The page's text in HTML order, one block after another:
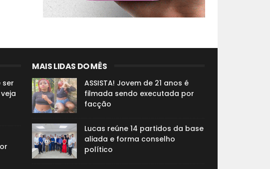
ser
MAIS LIDAS DO MÊS
ASSISTA! Jovem de 21 anos é
filmada sendo executada por
facção
Lucas reúne 14 partidos da base
aliada e forma conselho
político